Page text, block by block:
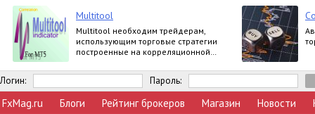
Multitool
Multitool необходим трейдерам,
использующим торговые стратегии
построенные на корреляционной
Логин: Пароль:
FxMag.ru Блоги Рейтинг брокеров Магазин Новости